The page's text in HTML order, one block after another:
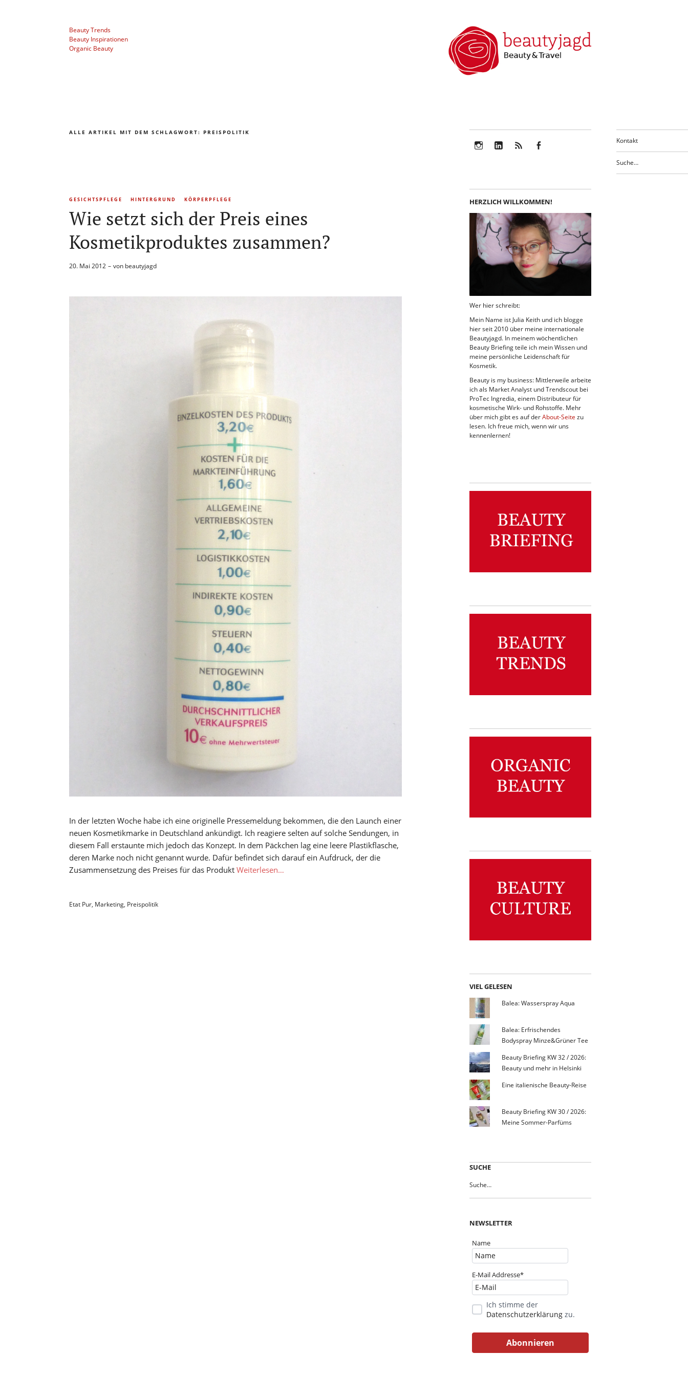
Kontakt
Beauty Trends
Beauty Inspirationen
Organic Beauty
ALLE ARTIKEL MIT DEM SCHLAGWORT: PREISPOLITIK
GESICHTSPFLEGE HINTERGRUND KÖRPERPFLEGE
Wie setzt sich der Preis eines
Kosmetikproduktes zusammen?
20. Mai 2012 von beautyjagd
In der letzten Woche habe ich eine originelle Pressemeldung bekommen, die den Launch einer
neuen Kosmetikmarke in Deutschland ankündigt. Ich reagiere selten auf solche Sendungen, in
diesem Fall erstaunte mich jedoch das Konzept. In dem Päckchen lag eine leere Plastikflasche,
deren Marke noch nicht genannt wurde. Dafür befindet sich darauf ein Aufdruck, der die
Zusammensetzung des Preises für das Produkt Weiterlesen…
Etat Pur, Marketing, Preispolitik
HERZLICH WILLKOMMEN!
Wer hier schreibt:
Mein Name ist Julia Keith und ich blogge
hier seit 2010 über meine internationale
Beautyjagd. In meinem wöchentlichen
Beauty Briefing teile ich mein Wissen und
meine persönliche Leidenschaft für
Kosmetik.
Beauty is my business: Mittlerweile arbeite
ich als Market Analyst und Trendscout bei
ProTec Ingredia, einem Distributeur für
kosmetische Wirk- und Rohstoffe. Mehr
über mich gibt es auf derAbout-Seite zu
lesen. Ich freue mich, wenn wir uns
kennenlernen!
VIEL GELESEN
Balea: Wasserspray Aqua
Balea: Erfrischendes
Bodyspray Minze&Grüner Tee
Beauty Briefing KW 32 / 2026:
Beauty und mehr in Helsinki
Eine italienische Beauty-Reise
Beauty Briefing KW 30 / 2026:
Meine Sommer-Parfüms
SUCHE
NEWSLETTER
Name
E-Mail Addresse*
Ich stimme der
Datenschutzerklärung zu.